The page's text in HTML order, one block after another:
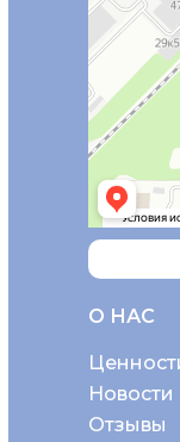
О НАС
Новости
Отзывы